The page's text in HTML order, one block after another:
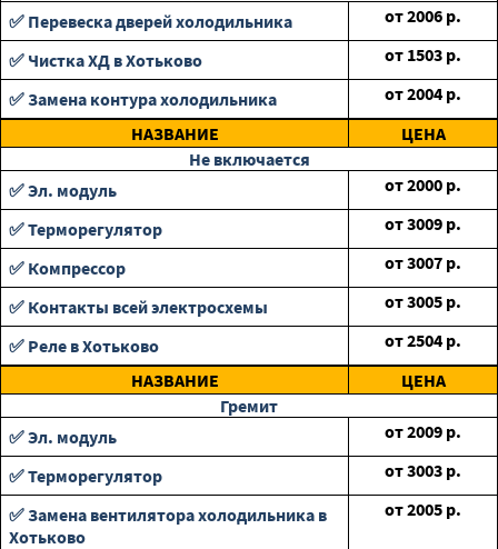
✅ Перевеска дверей холодильника
от2006 р.
✅ Чистка ХД в Хотьково
от 1503 р.
✅ Замена контура холодильника
от2004 р.
НАЗВАНИЕ
ЦЕНА
Не включается
✅ Эл. модуль
от2000 р.
✅ Терморегулятор
от3009 р.
✅ Компрессор
от3007 р.
✅ Контакты всей электросхемы
от3005 р.
✅ Реле в Хотьково
от2504 р.
НАЗВАНИЕ
ЦЕНА
Гремит
✅ Эл. модуль
от2009 р.
✅ Терморегулятор
от3003 р.
✅ Замена вентилятора холодильника в
Хотьково
от2005 р.